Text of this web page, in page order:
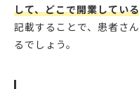
して、どこで開業してい
記載することで、患者さ
るでしょう。